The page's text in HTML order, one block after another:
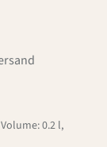
0.2 l,